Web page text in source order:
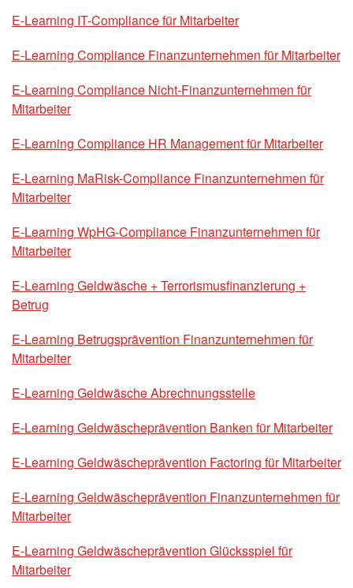
E-Learning IT-Compliance für Mitarbeiter
E-Learning Compliance Finanzunternehmen für Mitarbeiter
E-Learning Compliance Nicht-Finanzunternehmen für
Mitarbeiter
E-Learning Compliance HR Management für Mitarbeiter
E-Learning MaRisk-Compliance Finanzunternehmen für
Mitarbeiter
E-Learning WpHG-Compliance Finanzunternehmen für
Mitarbeiter
E-Learning Geldwäsche + Terrorismusfinanzierung +
Betrug
E-Learning Betrugsprävention Finanzunternehmen für
Mitarbeiter
E-Learning Geldwäsche Abrechnungsstelle
E-Learning Geldwäscheprävention Banken für Mitarbeiter
E-Learning Geldwäscheprävention Factoring für Mitarbeiter
E-Learning Geldwäscheprävention Finanzunternehmen für
Mitarbeiter
E-Learning Geldwäscheprävention Glücksspiel für
Mitarbeiter